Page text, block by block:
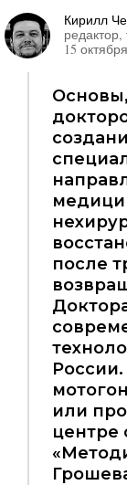
Кирилл
редактор,
15
после
или
центре